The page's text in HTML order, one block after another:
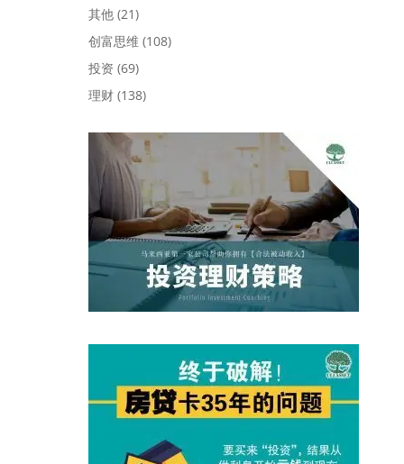
其他 (21)
创富思维 (108)
投资 (69)
理财 (138)